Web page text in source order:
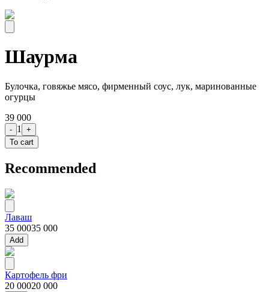
Шаурма
Булочка, говяжье мясо, фирменный соус, лук, маринованные
огурцы
39 000
- 1
+
To cart
Recommended
Лаваш
35 00035 000
Add
Картофель фри
20 00020 000